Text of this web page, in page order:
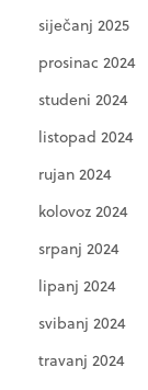
siječanj 2025
prosinac 2024
studeni 2024
listopad 2024
rujan 2024
kolovoz 2024
srpanj 2024
lipanj 2024
svibanj 2024
travanj 2024